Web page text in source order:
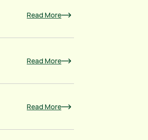
Read More
Read More
Read More